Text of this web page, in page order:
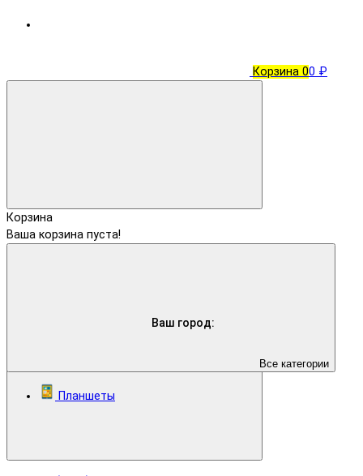
Ваш город:
Корзина 00 ₽
Корзина
Ваша корзина пуста!
Все категории
Планшеты